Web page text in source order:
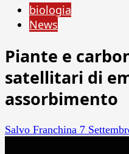
biologia
News
Piante e
satellitari di
assorbimento
Salvo Franchina 7